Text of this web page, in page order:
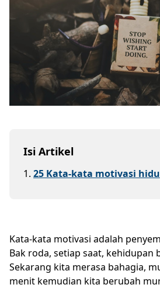
Isi Artikel
1. 25 Kata-kata motivasi
Kata-kata motivasi adalah
Bak roda, setiap saat, kehidupan
Sekarang kita merasa bahagia,
menit kemudian kita berubah